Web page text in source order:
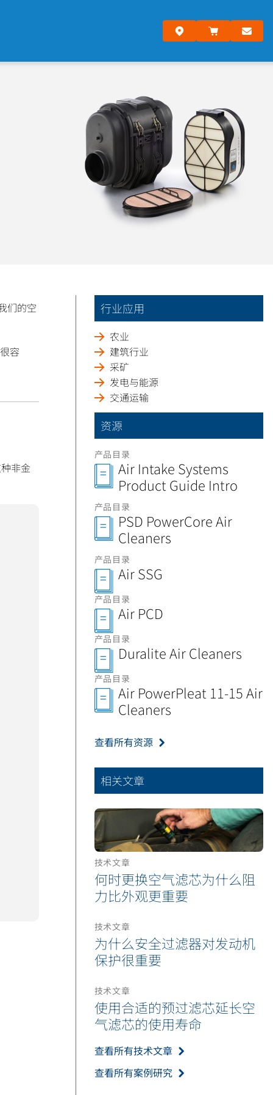
们的空
容
非金
行业应用
农业
建筑行业
采矿
发电与能源
交通运输
资源
产品目录
Air Intake Systems
Product Guide Intro
产品目录
PSD PowerCore Air
Cleaners
产品目录
Air SSG
产品目录
Air PCD
产品目录
Duralite Air Cleaners
产品目录
Air PowerPleat 11-15 Air
Cleaners
查看所有资源
相关文章
技术文章
何时更换空气滤芯为什么阻
力比外观更重要
技术文章
为什么安全过滤器对发动机
保护很重要
技术文章
使用合适的预过滤芯延长空
气滤芯的使用寿命
查看所有技术文章
查看所有案例研究